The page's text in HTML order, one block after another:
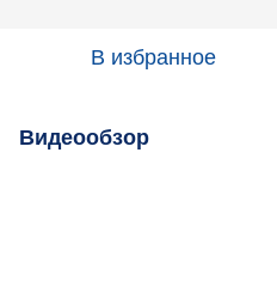
В избранное
Видеообзор